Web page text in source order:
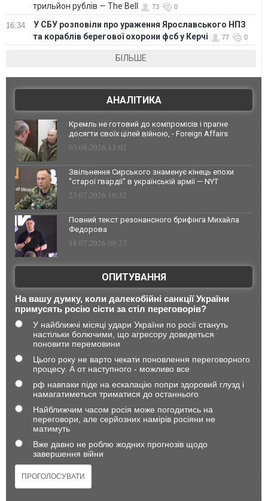
трильйон рублів — The Bell
73 0
16:34
У СБУ розповіли про ураження Ярославського НПЗ
та кораблів берегової охорони фсб у Керчі
77 0
БІЛЬШЕ
АНАЛІТИКА
Кремль не готовий до компромісів і прагне
досягти своїх цілей війною, - Foreign Affairs
03.08.2026 13:02
Звільнення Сирського знаменує кінець епохи
"старої гвардії" в українській армії — NYT
23.07.2026 10:32
Повний текст резонансного брифінга Михайла
Федорова
18.07.2026 09:27
ОПИТУВАННЯ
На вашу думку, коли далекобійні санкції України
примусять росію сісти за стіл переговорів?
У найближчі місяці удари України по росії стануть
настільки болючими, що агресору доведеться
поновити перемовини
Цього року не варто чекати поновлення переговорного
процесу. А от наступного - можливо все
рф навпаки піде на ескалацію попри здоровий глузд і
намагатиметься триматися до останнього
Найближчим часом росія може погодитись на
переговори, але серйозних намірів росіяни не
матимуть
Вже давно не роблю жодних прогнозів щодо
завершення війни